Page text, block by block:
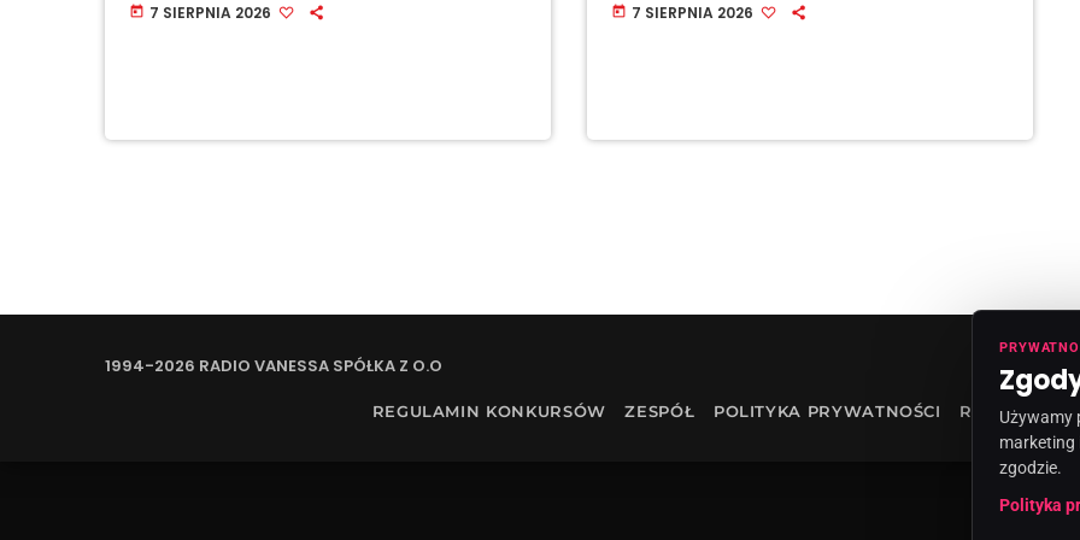
today 7 SIERPNIA 2026 today 7 SIERPNIA 2026
1994-2026 RADIO VANESSA SPÓŁKA Z O.O
REGULAMIN KONKURSÓW ZESPÓŁ POLITYKA PRYWATNOŚCI RODOUżywamy
marketing
zgodzie.
Polityka